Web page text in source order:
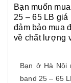
Bạn muốn
25 – 65 LB giá
đảm bảo mua
về chất lượng
Bạn ở Hà Nội
band 25 – 65